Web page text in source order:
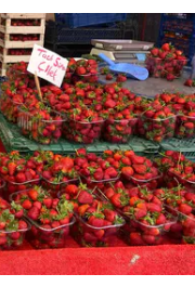
Balıkesir
Bilecik
Bingöl
Bitlis
Bolu
Burdur